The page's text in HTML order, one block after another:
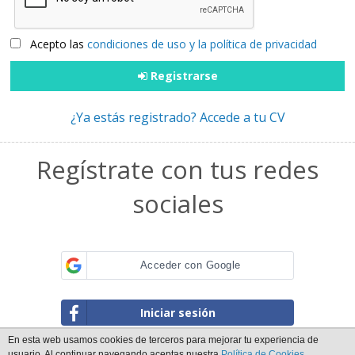
Acepto lascondiciones de uso y la política de privacidad
Registrarse
¿Ya estás registrado? Accede a tu CV
Regístrate con tus redes
sociales
Acceder con Google
Iniciar sesión
En esta web usamos cookies de terceros para mejorar tu experiencia de